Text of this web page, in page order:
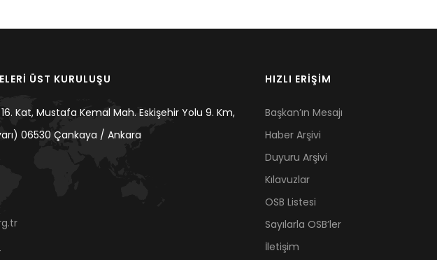
ÜST KURULUŞU
Kat, Mustafa Kemal Mah. Eskişehir Yolu 9. Km,
06530 Çankaya / Ankara
HIZLI ERİŞİM
Başkan’ın Mesajı
Haber Arşivi
Duyuru Arşivi
Kılavuzlar
OSB Listesi
Sayılarla OSB’ler
İletişim